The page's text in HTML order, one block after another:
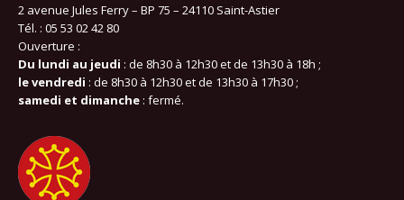
2 avenue Jules Ferry – BP 75 – 24110 Saint-Astier
Tél. : 05 53 02 42 80
Ouverture :
Du lundi au jeudi : de 8h30 à 12h30 et de 13h30 à 18h ;
le vendredi : de 8h30 à 12h30 et de 13h30 à 17h30 ;
samedi et dimanche : fermé.